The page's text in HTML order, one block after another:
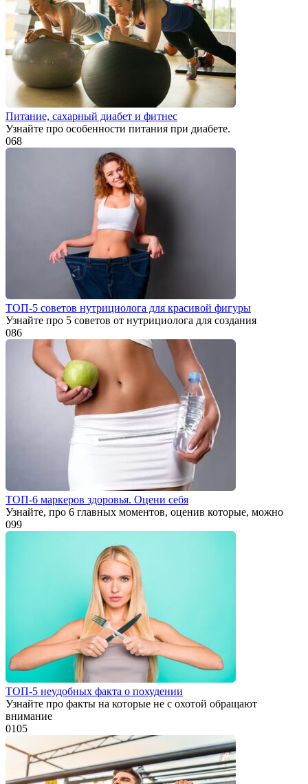
Питание, сахарный диабет и фитнес
Узнайте про особенности питания при диабете.
068
ТОП-5 советов нутрициолога для красивой фигуры
Узнайте про 5 советов от нутрициолога для создания
086
ТОП-6 маркеров здоровья. Оцени себя
Узнайте, про 6 главных моментов, оценив которые, можно
099
ТОП-5 неудобных факта о похудении
Узнайте про факты на которые не с охотой обращают
внимание
0105